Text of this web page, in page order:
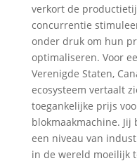
verkort de
concurrentie
onder druk om hun
optimaliseren. Voor
Verenigde Staten,
ecosysteem vertaalt
toegankelijke prijs
blokmaakmachine.
een niveau van
in de wereld moeilijk